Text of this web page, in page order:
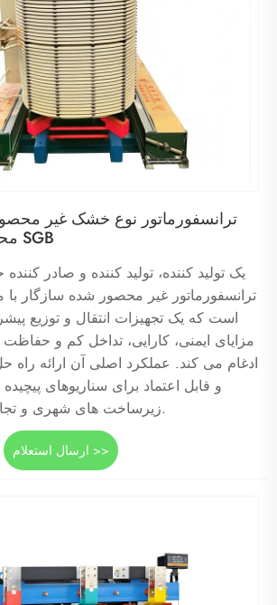
ترانسفورماتور نوع خشک غیر
محیط زیست سری SGB
ترانسفورماتور غیر محصور شده سازگار
مزایای ایمنی، کارایی، تداخل کم و
ادغام می کند. عملکرد اصلی آن ارائه راه
و قابل اعتماد برای سناریوهای پیچیده
زیرساخت های شهری و تجارت پیشرفته است.
ارسال استعلام >>